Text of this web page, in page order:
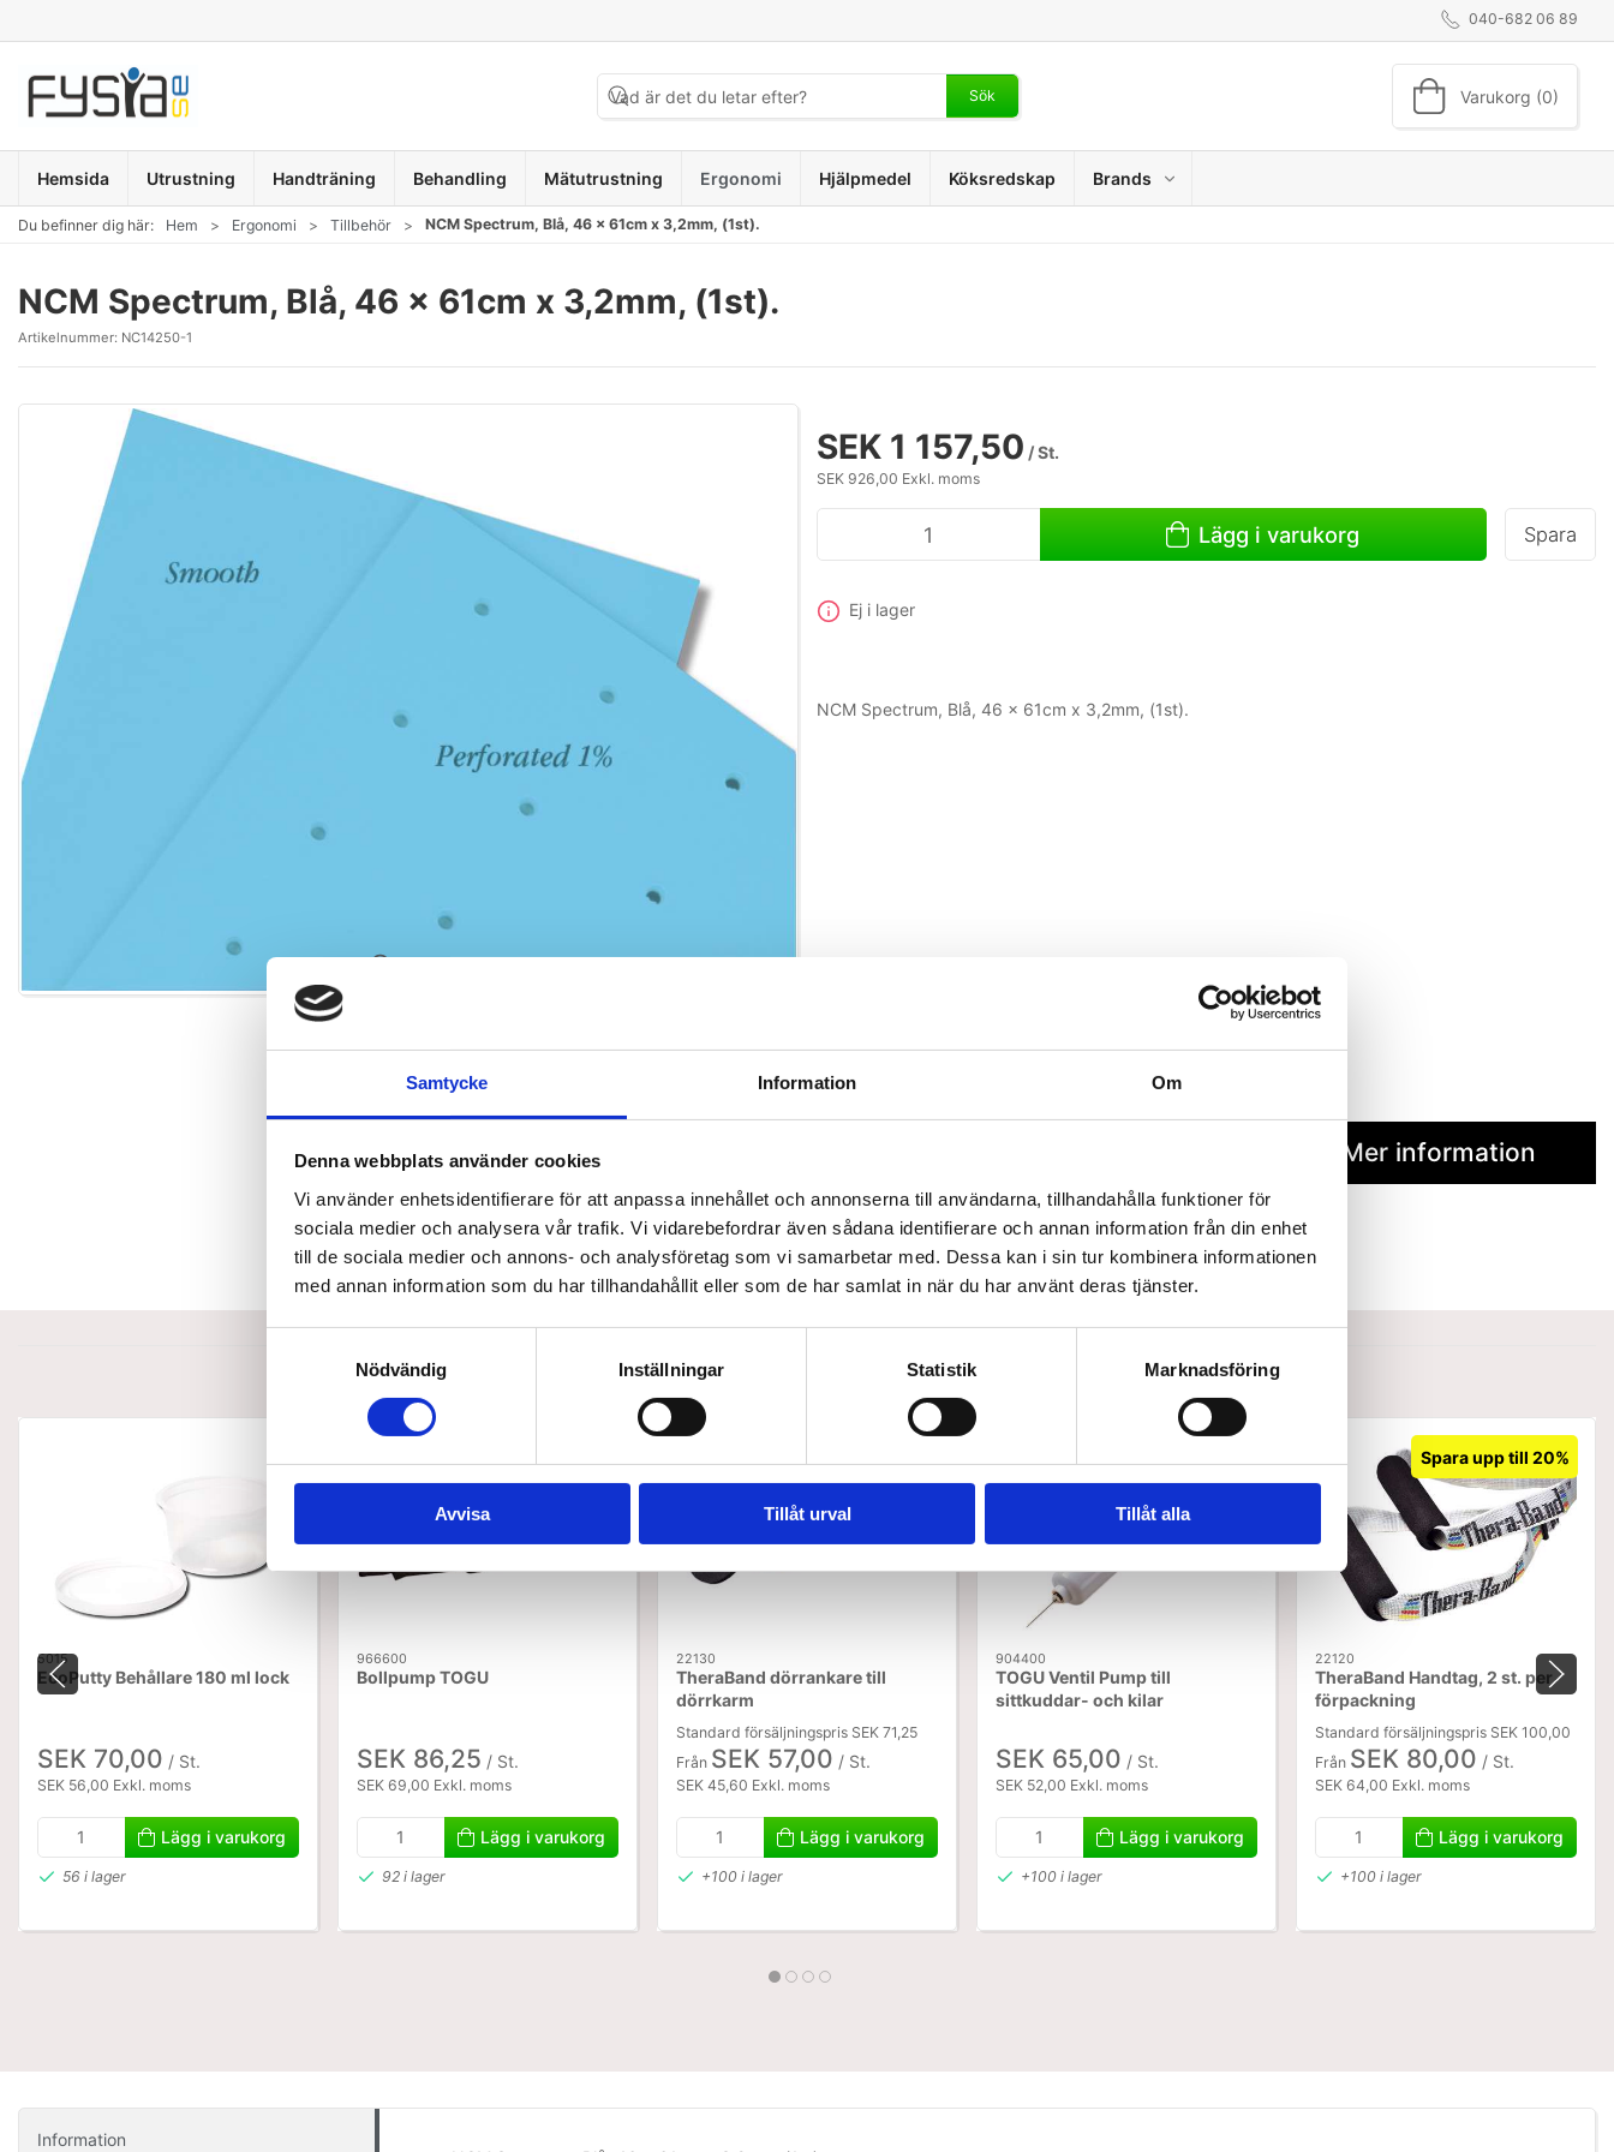
Samtycke Information Om
Denna webbplats använder cookies
Vi använder enhetsidentifierare för att anpassa innehållet och annonserna till användarna, tillhandahålla funktioner för
sociala medier och analysera vår trafik. Vi vidarebefordrar även sådana identifierare och annan information från din enhet
till de sociala medier och annons- och analysföretag som vi samarbetar med. Dessa kan i sin tur kombinera informationen
med annan information som du har tillhandahållit eller som de har samlat in när du har använt deras tjänster.
Nödvändig
Inställningar Statistik Marknadsföring
Avvisa Tillåt urval Tillåt alla
040-682 06 89
Sök Varukorg (0)
Hemsida Utrustning Handträning Behandling Mätutrustning Ergonomi Hjälpmedel Köksredskap Brands
Du befinner dig här: Hem Ergonomi Tillbehör NCM Spectrum, Blå, 46 x 61cm x 3,2mm, (1st).
NCM Spectrum, Blå, 46 x 61cm x 3,2mm, (1st).
Artikelnummer: NC14250-1
SEK 1 157,50 / St.
SEK 926,00 Exkl. moms
Lägg i varukorg Spara
Ej i lager
NCM Spectrum, Blå, 46 x 61cm x 3,2mm, (1st).
Mer information
5015
EcoPutty Behållare 180 ml lock
SEK 70,00 / St.
SEK 56,00 Exkl. moms
Lägg i varukorg
56 i lager
966600
Bollpump TOGU
SEK 86,25 / St.
SEK 69,00 Exkl. moms
Lägg i varukorg
92 i lager
22130
TheraBand dörrankare till
dörrkarm
Standard försäljningspris SEK 71,25
Från SEK 57,00 / St.
SEK 45,60 Exkl. moms
Lägg i varukorg
+100 i lager
904400
TOGU Ventil Pump till
sittkuddar- och kilar
SEK 65,00 / St.
SEK 52,00 Exkl. moms
Lägg i varukorg
+100 i lager
Spara upp till 20%
22120
TheraBand Handtag, 2 st. per
förpackning
Standard försäljningspris SEK 100,00
Från SEK 80,00 / St.
SEK 64,00 Exkl. moms
Lägg i varukorg
+100 i lager
Information